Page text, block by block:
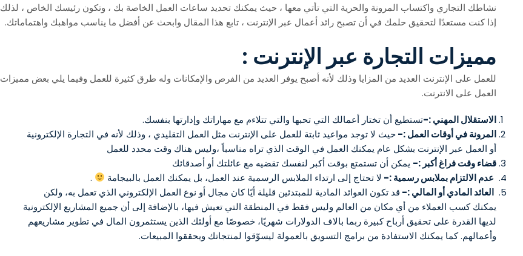
نشاطك التجاري واكتساب المرونة والحرية التي تأتي معها ، حيث يمكنك تحديد ساعات العمل الخاصة بك ، وتكون رئيسك الخاص ، لذلك
إذا كنت مستعدًا لتحقيق حلمك في أن تصبح رائد أعمال عبر الإنترنت ، تابع هذا المقال وابحث عن أفضل ما يناسب مواهبك واهتماماتك.
مميزات التجارة عبر الإنترنت :
للعمل على الإنترنت العديد من المزايا وذلك لأنه أصبح يوفر العديد من الفرص والإمكانات وله طرق كثيرة للعمل وفيما يلي بعض مميزات
العمل على الانترنت.
الاستقلال المهني :-تستطيع أن تختار أعمالك التي تحبها والتي تتلاءم مع مهاراتك وإدارتها بنفسك.
المرونة في أوقات العمل :-حيث لا توجد مواعيد ثابتة للعمل على الإنترنت مثل العمل التقليدي ، وذلك لأنه في التجارة الإلكترونية
أو العمل عبر الإنترنت بشكل عام يمكنك العمل في الوقت الذي تراه مناسباً ،وليس هناك وقت محدد للعمل
قضاء وقت فراغ أكبر :- يمكن أن تستمتع بوقت أكبر لنفسك تقضيه مع عائلتك أو أصدقائك
عدم الالتزام بملابس رسمية :- لا تحتاج إلى ارتداء الملابس الرسمية عند العمل، بل يمكنك العمل بالبيجامة
.
العائد المادي أو المالي :- قد تكون العوائد المادية للمبتدئين قليلة أيًا كان مجال أو نوع العمل الإلكتروني الذي تعمل به، ولكن
يمكنك كسب العملاء من أي مكان من العالم وليس فقط في المنطقة التي تعيش فيها، بالإضافة إلى أن جميع المشاريع الإلكترونية
لديها القدرة على تحقيق أرباح كبيرة ربما بالاف الدولارات شهريًا، خصوصًا مع أولئك الذين يستثمرون المال في تطوير مشاريعهم
وأعمالهم. كما يمكنك الاستفادة من برامج التسويق بالعمولة ليسوّقوا لمنتجاتك ويحققوا المبيعات.